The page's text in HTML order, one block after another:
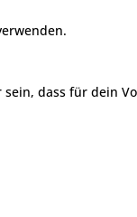
dass für dein